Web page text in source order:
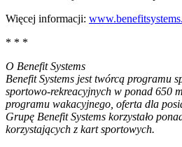
Więcej informacji:
* * *
O Benefit Systems
Benefit Systems jest twórcą programu
sportowo-rekreacyjnych w ponad 650
programu wakacyjnego, oferta dla
Grupę Benefit Systems korzystało
korzystających z kart sportowych.